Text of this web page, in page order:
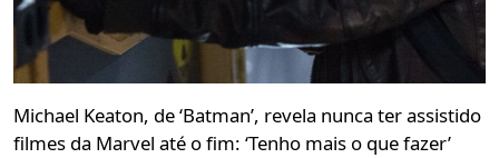
Michael Keaton, de ‘Batman’, revela nunca ter assistido
filmes da Marvel até o fim: ‘Tenho mais o que fazer’